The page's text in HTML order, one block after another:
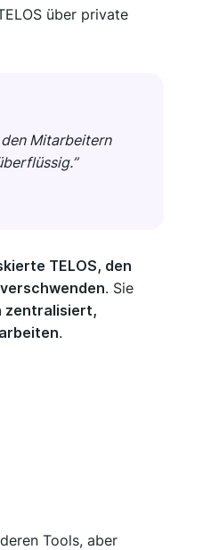
über private
Mitarbeitern
TELOS, den
. Sie
zentralisiert,
.
Tools, aber